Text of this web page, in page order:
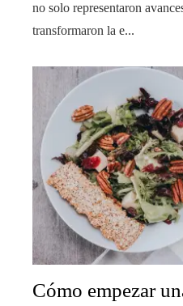
no solo representaron
transformaron la e...
Cómo empezar